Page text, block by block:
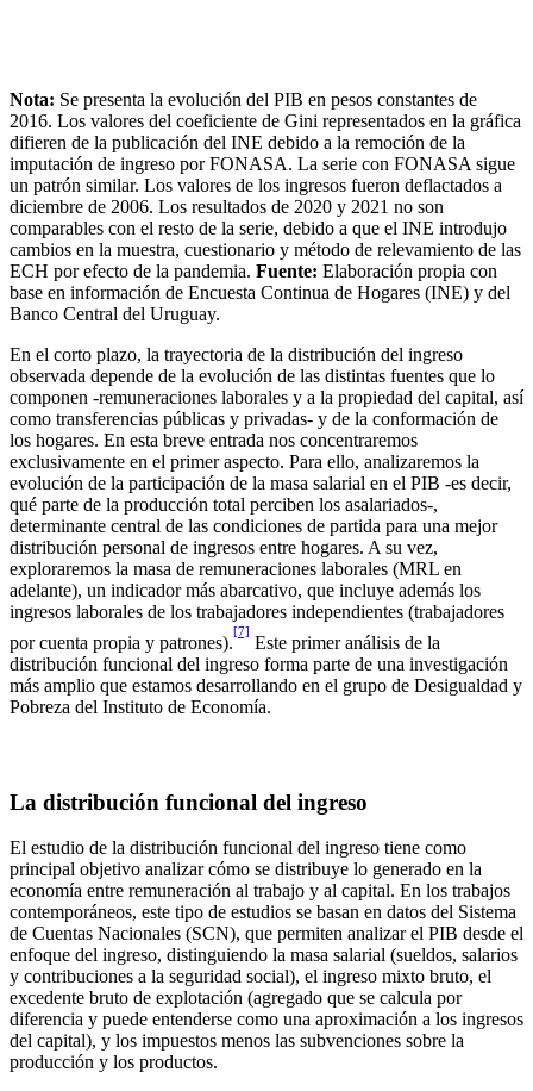
Nota: Se presenta la evolución del PIB en pesos constantes de
2016. Los valores del coeficiente de Gini representados en la gráfica
difieren de la publicación del INE debido a la remoción de la
imputación de ingreso por FONASA. La serie con FONASA sigue
un patrón similar. Los valores de los ingresos fueron deflactados a
diciembre de 2006. Los resultados de 2020 y 2021 no son
comparables con el resto de la serie, debido a que el INE introdujo
cambios en la muestra, cuestionario y método de relevamiento de las
ECH por efecto de la pandemia. Fuente: Elaboración propia con
base en información de Encuesta Continua de Hogares (INE) y del
Banco Central del Uruguay.
En el corto plazo, la trayectoria de la distribución del ingreso
observada depende de la evolución de las distintas fuentes que lo
componen -remuneraciones laborales y a la propiedad del capital, así
como transferencias públicas y privadas- y de la conformación de
los hogares. En esta breve entrada nos concentraremos
exclusivamente en el primer aspecto. Para ello, analizaremos la
evolución de la participación de la masa salarial en el PIB -es decir,
qué parte de la producción total perciben los asalariados-,
determinante central de las condiciones de partida para una mejor
distribución personal de ingresos entre hogares. A su vez,
exploraremos la masa de remuneraciones laborales (MRL en
adelante), un indicador más abarcativo, que incluye además los
ingresos laborales de los trabajadores independientes (trabajadores
por cuenta propia y patrones).
[7]
Este primer análisis de la
distribución funcional del ingreso forma parte de una investigación
más amplio que estamos desarrollando en el grupo de Desigualdad y
Pobreza del Instituto de Economía.
La distribución funcional del ingreso
El estudio de la distribución funcional del ingreso tiene como
principal objetivo analizar cómo se distribuye lo generado en la
economía entre remuneración al trabajo y al capital. En los trabajos
contemporáneos, este tipo de estudios se basan en datos del Sistema
de Cuentas Nacionales (SCN), que permiten analizar el PIB desde el
enfoque del ingreso, distinguiendo la masa salarial (sueldos, salarios
y contribuciones a la seguridad social), el ingreso mixto bruto, el
excedente bruto de explotación (agregado que se calcula por
diferencia y puede entenderse como una aproximación a los ingresos
del capital), y los impuestos menos las subvenciones sobre la
producción y los productos.